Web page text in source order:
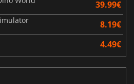
39.99€
8.19€
4.49€